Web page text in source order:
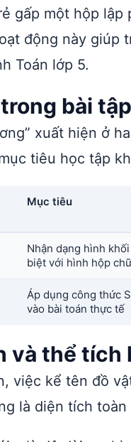
gấp một hộp
động này
Toán lớp 5.
bài
xuất hiện ở
tiêu học tập
Mục tiêu
Nhận dạng hình
biệt với hình hộp
Áp dụng công thức
vào bài toán thực tế
và thể tích
việc kể tên đồ
là diện tích